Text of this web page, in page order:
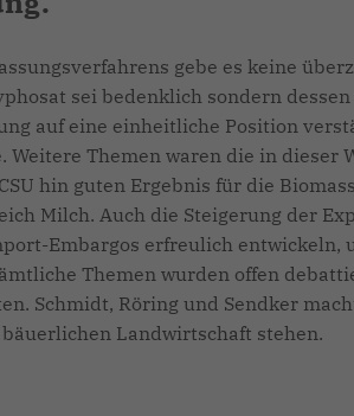
gebe es keine
sei bedenklich sondern
auf eine einheitliche Position
Weitere Themen waren die in dieser
hin guten Ergebnis für die
Milch. Auch die Steigerung der
Embargos erfreulich entwickeln,
Themen wurden offen
Schmidt, Röring und Sendker
Landwirtschaft stehen.